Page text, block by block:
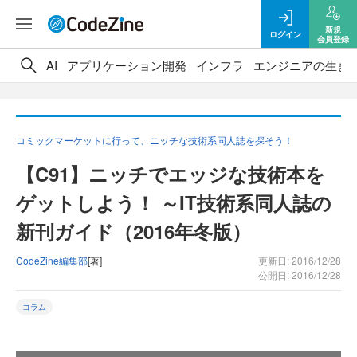
ログイン
新規
会員登録
AI アプリケーション開発 インフラ エンジニアの生き
コミックマーケットに行って、ニッチな技術系同人誌を探そう！
【C91】ニッチでエッジな技術本を
ゲットしよう！ ～IT技術系同人誌の
新刊ガイド（2016年冬版）
CodeZine編集部[著]
更新日: 2016/12/28
公開日: 2016/12/28
コラム